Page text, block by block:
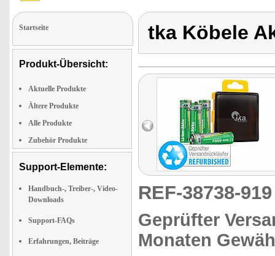
Startseite
Produkt-Übersicht:
Aktuelle Produkte
Ältere Produkte
Alle Produkte
Zubehör Produkte
Support-Elemente:
Handbuch-, Treiber-, Video-
Downloads
Support-FAQs
Erfahrungen, Beiträge
tka Köbele
REF-38738-
Geprüfter
Monaten